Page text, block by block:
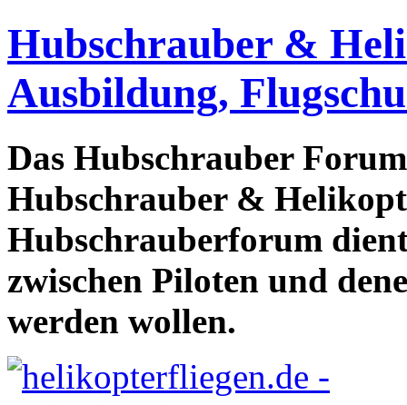
Hubschrauber &
Ausbildung,
Das Hubschrauber
Hubschrauber &
Hubschrauberforum
zwischen Piloten und
werden wollen.